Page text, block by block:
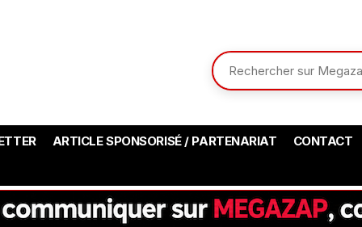
ARTICLE SPONSORISÉ / PARTENARIAT CONTACT